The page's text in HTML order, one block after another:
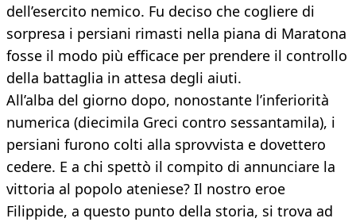
dell’esercito nemico. Fu deciso che cogliere di
sorpresa i persiani rimasti nella piana di Maratona
fosse il modo più efficace per prendere il controllo
della battaglia in attesa degli aiuti.
All’alba del giorno dopo, nonostante l’inferiorità
numerica (diecimila Greci contro sessantamila), i
persiani furono colti alla sprovvista e dovettero
cedere. E a chi spettò il compito di annunciare la
vittoria al popolo ateniese? Il nostro eroe
Filippide, a questo punto della storia, si trova ad